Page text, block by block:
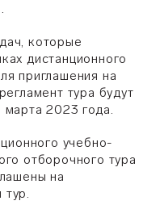
которые
дистанционного
приглашения на
тура будут
2023 года.
учебно-
отборочного тура
на